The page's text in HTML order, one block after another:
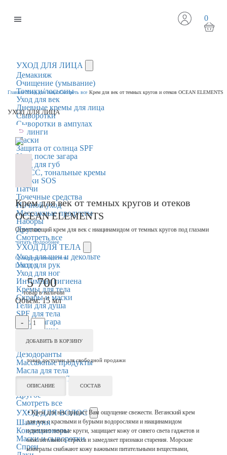
0
УХОД ДЛЯ ЛИЦА
Демакияж
Очищение (умывание)
Тоники/лосьоны
Уход для век
Дневные кремы для лица
Сыворотки
Сыворотки в ампулах
Пилинги
Маски
Защита от солнца SPF
Уход после загара
Уход для губ
BB/CC, тональные кремы
Маски SOS
Патчи
Точечные средства
Ночной уход
Массажные продукты
Наборы
Другое
Смотреть все
УХОД ДЛЯ ТЕЛА
Уход для шеи и декольте
Уход для рук
Уход для ног
Интимная гигиена
Кремы для тела
Скрабы и маски
Гели для душа
SPF для тела
После загара
Увлажнение
Коррекция фигуры
Парфюм
Дезодоранты
Массажные продукты
Масла для тела
СЕРТИФИКАТ
Наборы
Другое
Смотреть все
УХОД ДЛЯ ВОЛОС
Шампуни
Кондиционеры
Маски и сыворотки
Спреи
ГлавнаяУход для лица Смотреть все Крем для век от темных кругов и отеков OCEAN ELEMENTS
УХОД ДЛЯ ЛИЦА
Крем для век от темных кругов и отеков
OCEAN ELEMENTS
Осветляющий крем для век с ниацинамидом от темных кругов под глазами
читать подробнее
бренд/производитель
DALTON
5 700
товар в наличии
Объём:15 мл
-
ДОБАВИТЬ В КОРЗИНУ
товар доступен для свободной продажи
ОПИСАНИЕ СОСТАВ
• Крем для век придаст Вам ощущение свежести. Веганский крем
для век с красными и бурыми водорослями и ниацинамидом
осветляет темные круги, защищает кожу от синего света гаджетов и
окислительного стресса и замедляет признаки старения. Морские
минералы снабжают кожу важными питательными веществами,